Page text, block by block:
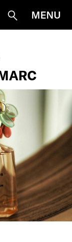
Suche
MENU